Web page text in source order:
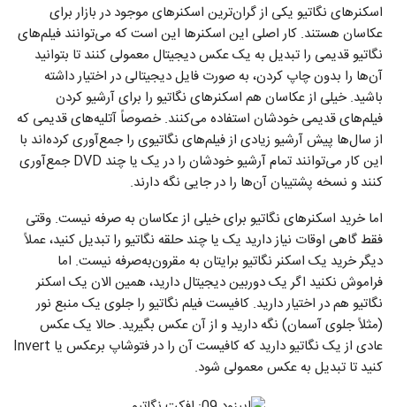
اسکنرهای نگاتیو یکی از گران‌ترین اسکنر‌های موجود در بازار برای
عکاسان هستند. کار اصلی این اسکنر‌ها این است که می‌توانند فیلم‌های
نگاتیو قدیمی را تبدیل به یک عکس دیجیتال معمولی کنند تا بتوانید
آن‌ها را بدون چاپ کردن، به صورت فایل دیجیتالی در اختیار داشته
باشید. خیلی از عکاسان هم اسکنر‌های نگاتیو را برای آرشیو کردن
فیلم‌های قدیمی خودشان استفاده می‌کنند. خصوصاً آتلیه‌های قدیمی که
از سال‌ها پیش آرشیو زیادی از فیلم‌های نگاتیوی را جمع‌آوری کرده‌اند با
این کار می‌توانند تمام آرشیو خودشان را در یک یا چند DVD جمع‌آوری
کنند و نسخه پشتیبان آن‌ها را در جایی نگه دارند.
اما خرید اسکنرهای نگاتیو برای خیلی از عکاسان به صرفه نیست. وقتی
فقط گاهی اوقات نیاز دارید یک یا چند حلقه نگاتیو را تبدیل کنید، عملاً
دیگر خرید یک اسکنر نگاتیو برایتان به مقرون‌به‌صرفه نیست. اما
فراموش نکنید اگر یک دوربین دیجیتال دارید، همین الان یک اسکنر
نگاتیو هم در اختیار دارید. کافیست فیلم نگاتیو را جلوی یک منبع نور
(مثلاً جلوی آسمان) نگه دارید و از آن عکس بگیرید. حالا یک عکس
عادی از یک نگاتیو دارید که کافیست آن را در فتوشاپ برعکس یا Invert
کنید تا تبدیل به عکس معمولی شود.